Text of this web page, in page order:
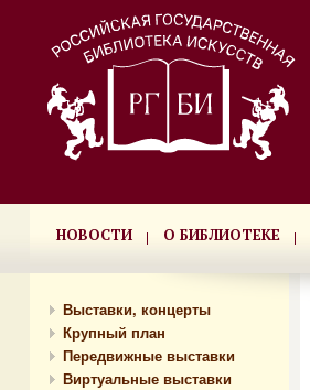
НОВОСТИ О БИБЛИОТЕКЕ
Выставки, концерты
Крупный план
Передвижные выставки
Виртуальные выставки